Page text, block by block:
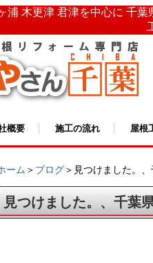
浦 木更津 君津を中心に 千
概要 施工の流れ 屋根
ーム ＞ ブログ ＞見つけました。
見つけました。、千葉